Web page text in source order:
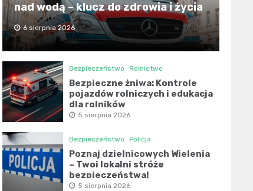
nad wodą – klucz do zdrowia i życia
6 sierpnia 2026
Bezpieczeństwo Rolnictwo
Bezpieczne żniwa: Kontrole
pojazdów rolniczych i edukacja
dla rolników
5 sierpnia 2026
Bezpieczeństwo Policja
Poznaj dzielnicowych Wielenia
– Twoi lokalni stróże
bezpieczeństwa!
5 sierpnia 2026